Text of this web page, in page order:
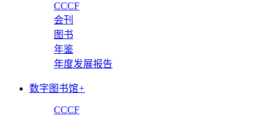
CCCF
会刊
图书
年鉴
年度发展报告
数字图书馆+
CCCF